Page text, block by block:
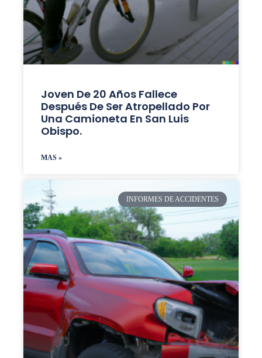
Joven De 20 Años Fallece
Después De Ser Atropellado Por
Una Camioneta En San Luis
Obispo.
MAS »
INFORMES DE ACCIDENTES